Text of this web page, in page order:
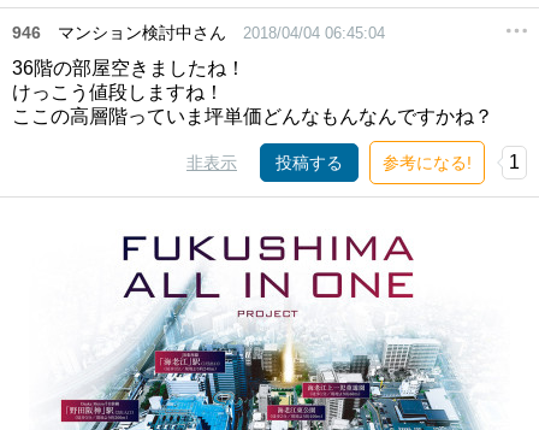
946 マンション検討中さん 2018/04/04 06:45:04
36階の部屋空きましたね！
けっこう値段しますね！
ここの高層階っていま坪単価どんなもんなんですかね？
非表示 投稿する 参考になる! 1